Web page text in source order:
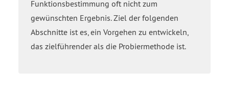
start
subscript
Funktionsbestimmung oft nicht zum
gewünschten Ergebnis. Ziel der folgenden
Abschnitte ist es, ein Vorgehen zu entwickeln,
das zielführender als die Probiermethode ist.